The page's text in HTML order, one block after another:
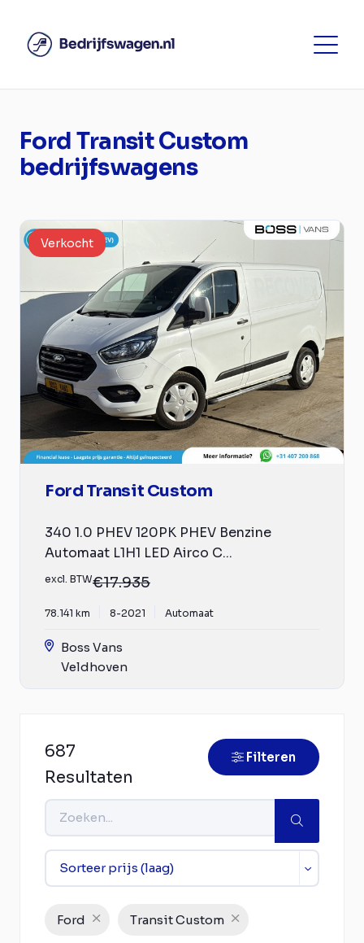
Ford Transit Custom
bedrijfswagens
Verkocht
Ford Transit Custom
340 1.0 PHEV 120PK PHEV Benzine
Automaat L1H1 LED Airco C...
excl. BTW€17.935
78.141 km 8-2021 Automaat
Boss Vans
Veldhoven
687
Resultaten
Filteren
Ford Transit Custom